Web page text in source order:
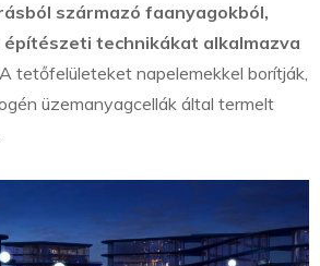
származó faanyagokból,
technikákat alkalmazva
tetőfelületeket napelemekkel borítják,
üzemanyagcellák által termelt